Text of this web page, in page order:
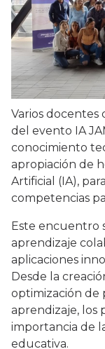
Varios docentes
del evento IA
conocimiento
apropiación de
Artificial (IA),
competencias
Este encuentro
aprendizaje
aplicaciones
Desde la
optimización de
aprendizaje, los
importancia de
educativa.